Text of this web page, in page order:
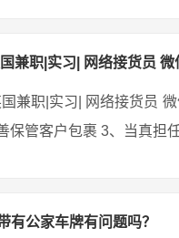
兼职|实习| 网络接货员
兼职|实习| 网络接货员
保管客户包裹 3、当真担
有公家车牌有问题吗？